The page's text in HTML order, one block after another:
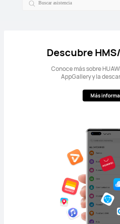
Descubre
Conoce más sobre
AppGallery y la
Más